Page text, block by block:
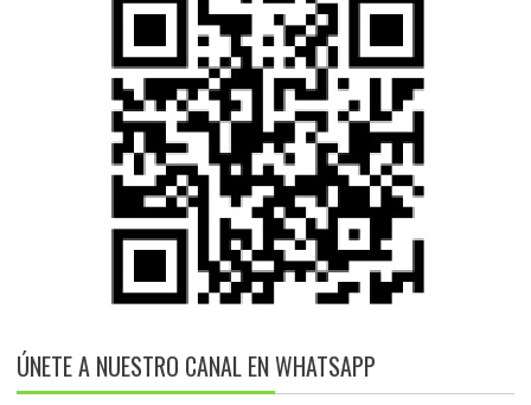
ÚNETE A NUESTRO CANAL EN WHATSAPP